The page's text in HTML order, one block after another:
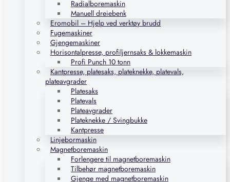
Radialboremaskin
Manuell dreiebenk
Eromobil – Hjelp ved verktøy brudd
Fugemaskiner
Gjengemaskiner
Horisontalpresse, profiljernsaks & lokkemaskin
Profi Punch 10 tonn
Kantpresse, platesaks, plateknekke, platevals,
plateavgrader
Platesaks
Platevals
Plateavgrader
Plateknekke / Svingbukke
Kantpresse
Linjebormaskin
Magnetboremaskin
Forlengere til magnetboremaskin
Tilbehør magnetboremaskin
Gjenge med magnetboremaskin